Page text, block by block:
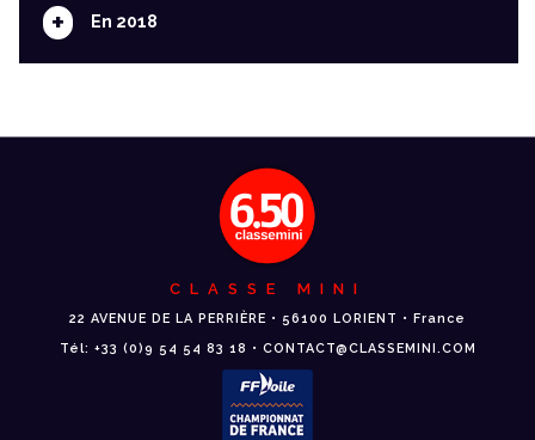
+ En 2018
CLASSE MINI
22 AVENUE DE LA PERRIÈRE • 56100 LORIENT • France
Tél: +33 (0)9 54 54 83 18 • CONTACT@CLASSEMINI.COM